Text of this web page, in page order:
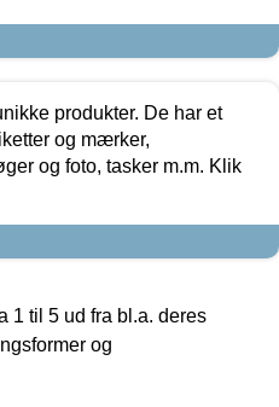
produkter. De har et
og mærker,
og foto, tasker m.m. Klik
1 til 5 ud fra bl.a. deres
og